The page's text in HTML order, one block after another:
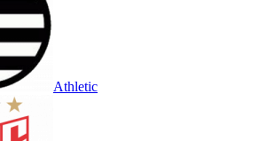
Athletic